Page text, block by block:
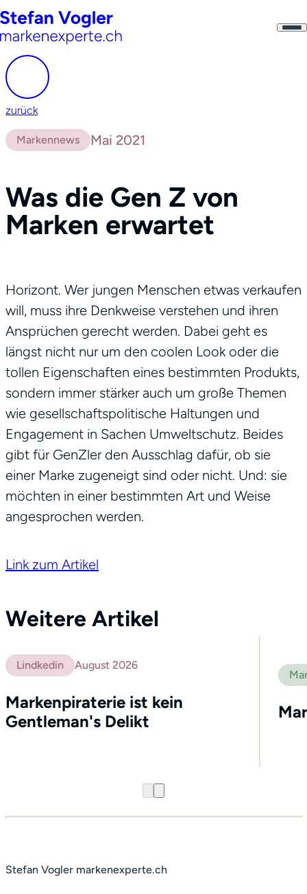
zurück
Markennews Mai 2021
Was die Gen Z von
Marken erwartet
Horizont. Wer jungen Menschen etwas verkaufen
will, muss ihre Denkweise verstehen und ihren
Ansprüchen gerecht werden. Dabei geht es
längst nicht nur um den coolen Look oder die
tollen Eigenschaften eines bestimmten Produkts,
sondern immer stärker auch um große Themen
wie gesellschaftspolitische Haltungen und
Engagement in Sachen Umweltschutz. Beides
gibt für GenZler den Ausschlag dafür, ob sie
einer Marke zugeneigt sind oder nicht. Und: sie
möchten in einer bestimmten Art und Weise
angesprochen werden.
Link zum Artikel
Weitere Artikel
Lindkedin August 2026
Markenpiraterie ist kein
Gentleman's Delikt
Stefan Vogler markenexperte.ch